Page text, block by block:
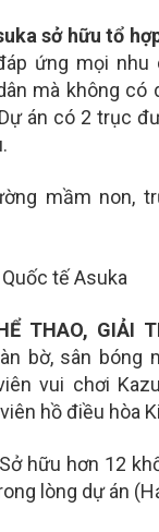
sở hữu tổ
ứng mọi nhu
mà không có
Dự án có 2 trục
mầm non,
tế Asuka
THAO, GIẢI
bờ, sân bóng
vui chơi
hồ điều hòa
hữu hơn 12
lòng dự án